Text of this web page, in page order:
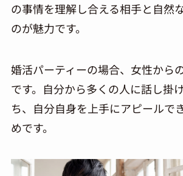
の事情を理解し合える相手と自然
のが魅力です。
婚活パーティーの場合、女性から
です。自分から多くの人に話し掛
ち、自分自身を上手にアピールで
めです。